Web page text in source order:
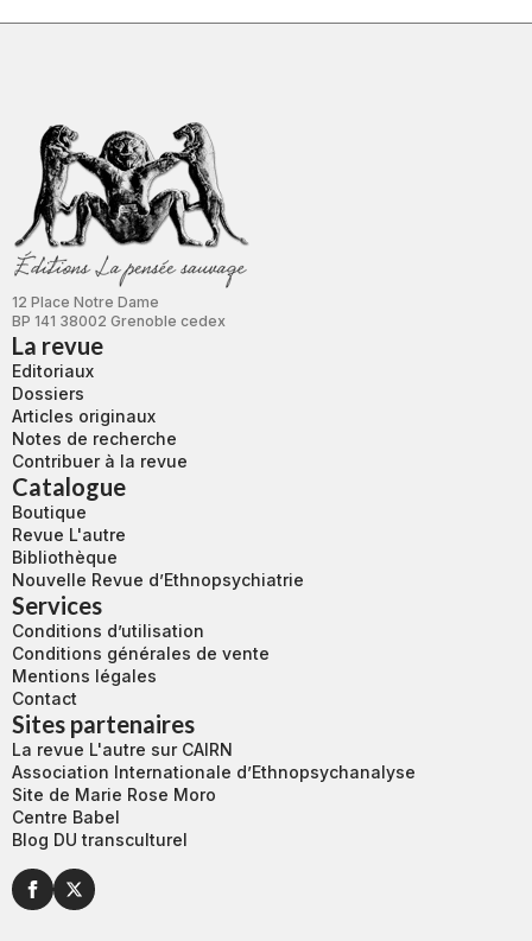
12 Place Notre Dame
BP 141 38002 Grenoble cedex
La revue
Editoriaux
Dossiers
Articles originaux
Notes de recherche
Contribuer à la revue
Catalogue
Boutique
Revue L'autre
Bibliothèque
Nouvelle Revue d’Ethnopsychiatrie
Services
Conditions d’utilisation
Conditions générales de vente
Mentions légales
Contact
Sites partenaires
La revue L'autre sur CAIRN
Association Internationale d’Ethnopsychanalyse
Site de Marie Rose Moro
Centre Babel
Blog DU transculturel